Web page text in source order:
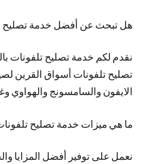
هل تبحث عن أفضل خدمة تصليح
نقدم لكم خدمة تصليح تلفونات
تصليح تلفونات أسواق القرين
الايفون والسامسونج والهواوي
ما هي ميزات خدمة تصليح
نعمل على توفير أفضل المزايا